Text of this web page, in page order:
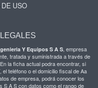
USO
Y Equipos S A S, empresa
tratada y suministrada a través de
la ficha actual podra encontrar, si
teléfono o el domicilio fiscal de Aa
S A S con datos como el rango de